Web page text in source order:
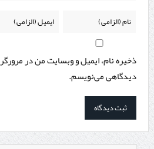
ذخیره نام، ایمیل و وبسایت من در
دیدگاهی می‌نویسم.